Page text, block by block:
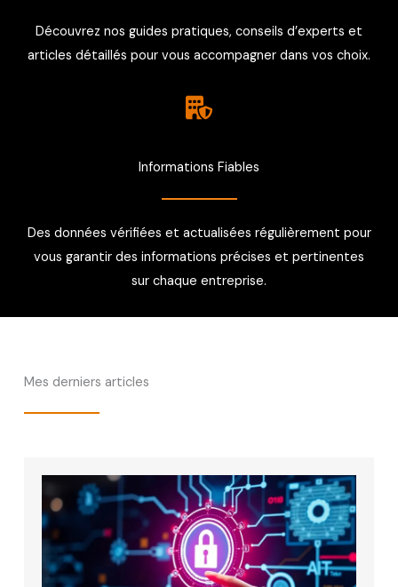
Découvrez nos guides pratiques, conseils d’experts et
articles détaillés pour vous accompagner dans vos choix.
Informations Fiables
Des données vérifiées et actualisées régulièrement pour
vous garantir des informations précises et pertinentes
sur chaque entreprise.
Mes derniers articles